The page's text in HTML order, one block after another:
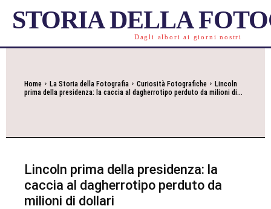
STORIA DELLA
Dagli albori ai giorni nostri
Home La Storia della Fotografia Curiosità Fotografiche
Lincoln
prima della presidenza: la caccia al dagherrotipo perduto da milioni di...
Lincoln prima della presidenza: la
caccia al dagherrotipo perduto da
milioni di dollari